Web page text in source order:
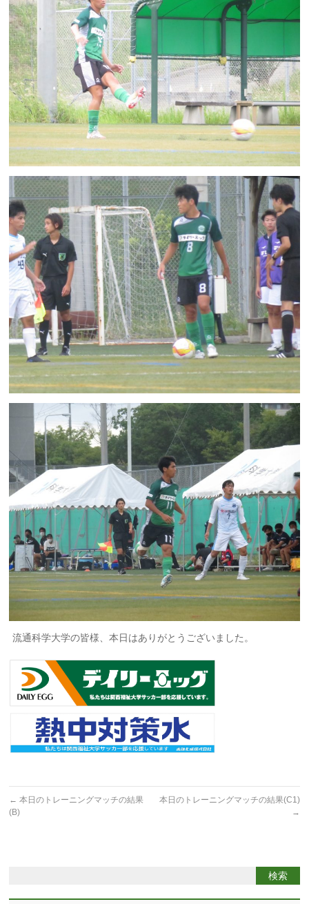
流通科学大学の皆様、本日はありがとうございました。
← 本日のトレーニングマッチの結果
(B)
本日のトレーニングマッチの結果(C1)
→